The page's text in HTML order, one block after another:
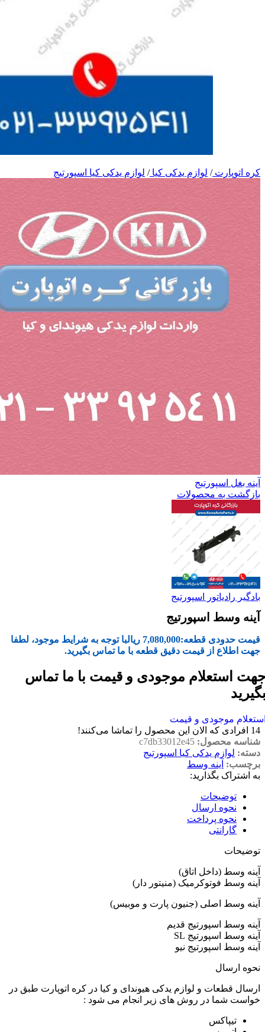
کره اتوپارت/ لوازم یدکی کیا/ لوازم یدکی کیا اسپورتیج
آینه بغل اسپورتیج
بازگشت به محصولات
بادگیر رادیاتور اسپورتیج
آینه وسط اسپورتیج
قیمت حدودی قطعه:7,080,000 ریالبا توجه به شرایط موجود، لطفا
جهت اطلاع از قیمت دقیق قطعه با ما تماس بگیرید.
استعلام موجودی و قیمت با ما تماس
موجودی و قیمت
14 افرادی که الان این محصول را تماشا می‌کنند!
شناسه محصول: c7db33012e45
دسته: لوازم یدکی کیا اسپورتیج
برچسب: آینه وسط
به اشتراک بگذارید:
توضیحات
نحوه ارسال
نحوه پرداخت
گارانتی
توضیحات
آینه وسط (داخل اتاق)
آینه وسط فوتوکرمیک (منیتور دار)
آینه وسط اصلی (جنیون پارت و موبیس)
آینه وسط اسپورتیج قدیم
آینه وسط اسپورتیج SL
آینه وسط اسپورتیج نیو
نحوه ارسال
ارسال قطعات و لوازم یدکی هیوندای و کیا در کره اتوپارت طبق در
خواست شما در روش های زیر انجام می شود :
تیپاکس